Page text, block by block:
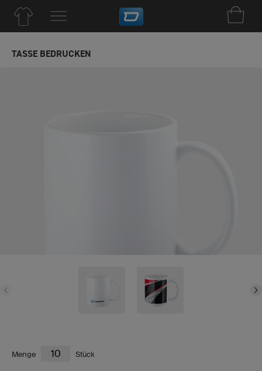
TASSE BEDRUCKEN
Menge Stück